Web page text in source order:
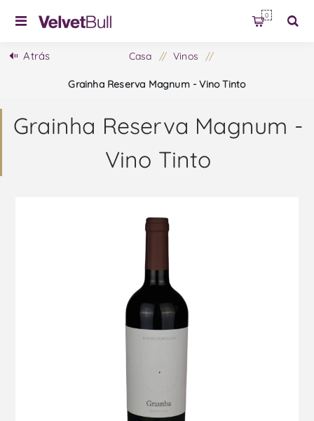
0
Atrás Casa / Vinos /
Grainha Reserva Magnum - Vino Tinto
Grainha Reserva Magnum -
Vino Tinto